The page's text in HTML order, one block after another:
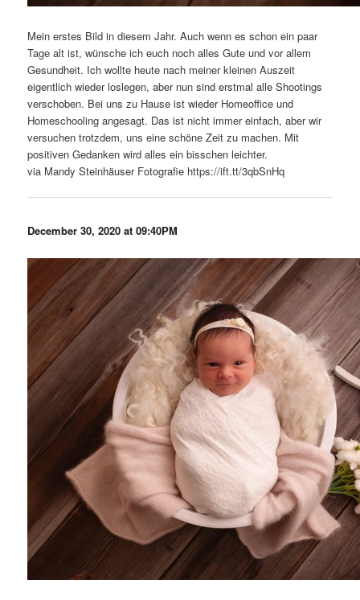
Mein erstes Bild in diesem Jahr. Auch wenn es schon ein paar
Tage alt ist, wünsche ich euch noch alles Gute und vor allem
Gesundheit. Ich wollte heute nach meiner kleinen Auszeit
eigentlich wieder loslegen, aber nun sind erstmal alle Shootings
verschoben. Bei uns zu Hause ist wieder Homeoffice und
Homeschooling angesagt. Das ist nicht immer einfach, aber wir
versuchen trotzdem, uns eine schöne Zeit zu machen. Mit
positiven Gedanken wird alles ein bisschen leichter.
via Mandy Steinhäuser Fotografie https://ift.tt/3qbSnHq
December 30, 2020 at 09:40PM